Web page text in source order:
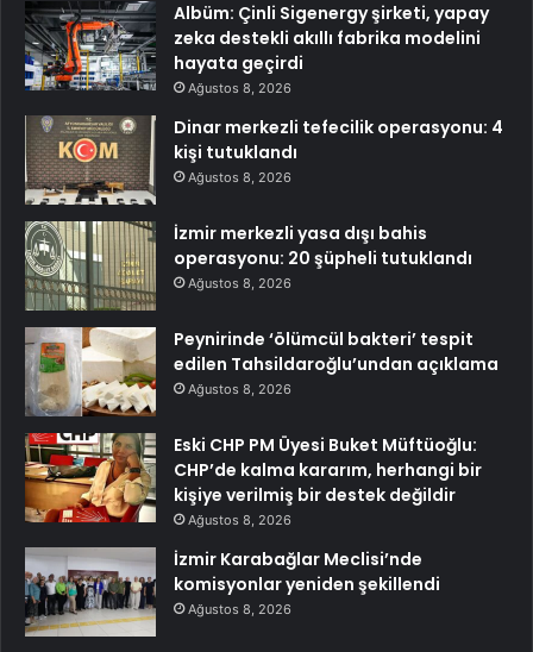
Albüm: Çinli Sigenergy şirketi, yapay
zeka destekli akıllı fabrika modelini
hayata geçirdi
Ağustos 8, 2026
Dinar merkezli tefecilik operasyonu: 4
kişi tutuklandı
Ağustos 8, 2026
İzmir merkezli yasa dışı bahis
operasyonu: 20 şüpheli tutuklandı
Ağustos 8, 2026
Peynirinde ‘ölümcül bakteri’ tespit
edilen Tahsildaroğlu’undan açıklama
Ağustos 8, 2026
Eski CHP PM Üyesi Buket Müftüoğlu:
CHP’de kalma kararım, herhangi bir
kişiye verilmiş bir destek değildir
Ağustos 8, 2026
İzmir Karabağlar Meclisi’nde
komisyonlar yeniden şekillendi
Ağustos 8, 2026